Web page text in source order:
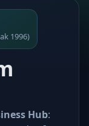
1996)
Hub: